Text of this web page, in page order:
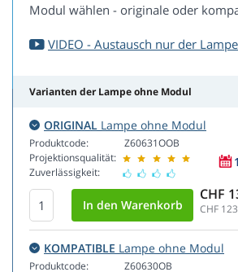
Modul wählen - originale oder
VIDEO - Austausch nur der
Varianten der Lampe ohne Modul
ORIGINAL Lampe ohne Modul
Produktcode:
Projektionsqualität:
Zuverlässigkeit:
Z60631OOB
CHF
CHF
KOMPATIBLE Lampe ohne Modul
Produktcode:
Z60630OB